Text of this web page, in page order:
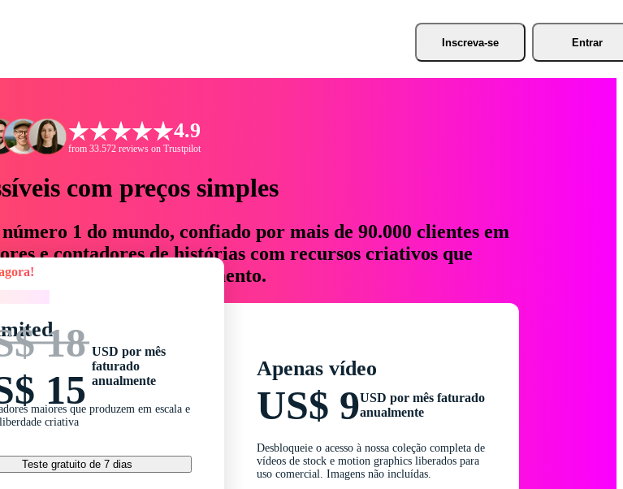
Inscreva-se Entrar
4.9
from 33.572 reviews on Trustpilot
com preços simples
1 do mundo, confiado por mais de 90.000 clientes em
e contadores de histórias com recursos criativos que
76% em tempo e orçamento.
18
15
USD por mês
faturado
anualmente
maiores que produzem em escala e
criativa
Teste gratuito de 7 dias
Apenas vídeo
US$ 9USD por mês faturado
anualmente
Desbloqueie o acesso à nossa coleção completa de
vídeos de stock e motion graphics liberados para
uso comercial. Imagens não incluídas.